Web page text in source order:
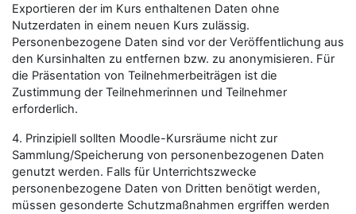
Exportieren der im Kurs enthaltenen Daten ohne
Nutzerdaten in einem neuen Kurs zulässig.
Personenbezogene Daten sind vor der Veröffentlichung aus
den Kursinhalten zu entfernen bzw. zu anonymisieren. Für
die Präsentation von Teilnehmerbeiträgen ist die
Zustimmung der Teilnehmerinnen und Teilnehmer
erforderlich.
4. Prinzipiell sollten Moodle-Kursräume nicht zur
Sammlung/Speicherung von personenbezogenen Daten
genutzt werden. Falls für Unterrichtszwecke
personenbezogene Daten von Dritten benötigt werden,
müssen gesonderte Schutzmaßnahmen ergriffen werden